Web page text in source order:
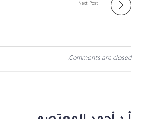
Next Post
Comments are closed.